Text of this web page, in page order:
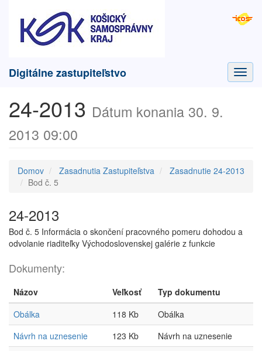
Digitálne zastupiteľstvo
24-2013 Dátum konania 30. 9.
2013 09:00
Domov Zasadnutia Zastupiteľstva
Zasadnutie 24-2013
Bod č. 5
24-2013
Bod č. 5 Informácia o skončení pracovného pomeru dohodou a
odvolanie riaditeľky Východoslovenskej galérie z funkcie
Dokumenty:
Názov Veľkosť
Typ dokumentu
Obálka
118 Kb
Obálka
Návrh na uznesenie
123 Kb
Návrh na uznesenie